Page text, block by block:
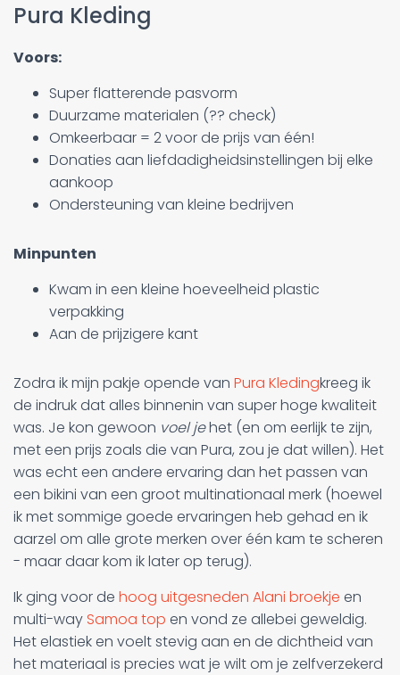
Pura Kleding
Voors:
Super flatterende pasvorm
Duurzame materialen (?? check)
Omkeerbaar = 2 voor de prijs van één!
Donaties aan liefdadigheidsinstellingen bij elke
aankoop
Ondersteuning van kleine bedrijven
Minpunten
Kwam in een kleine hoeveelheid plastic
verpakking
Aan de prijzigere kant
Zodra ik mijn pakje opende van Pura Kledingkreeg ik
de indruk dat alles binnenin van super hoge kwaliteit
was. Je kon gewoon voel jehet (en om eerlijk te zijn,
met een prijs zoals die van Pura, zou je dat willen). Het
was echt een andere ervaring dan het passen van
een bikini van een groot multinationaal merk (hoewel
ik met sommige goede ervaringen heb gehad en ik
aarzel om alle grote merken over één kam te scheren
- maar daar kom ik later op terug).
Ik ging voor de hoog uitgesneden Alani broekje en
multi-way Samoa top en vond ze allebei geweldig.
Het elastiek en voelt stevig aan en de dichtheid van
het materiaal is precies wat je wilt om je zelfverzekerd